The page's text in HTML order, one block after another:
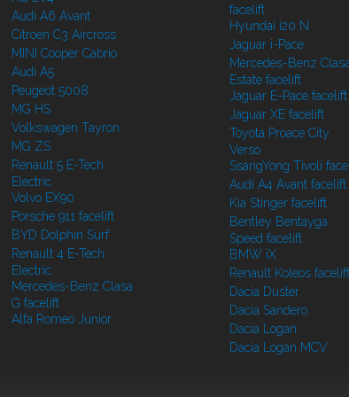
Audi A6 Avant
Citroen C3 Aircross
MINI Cooper Cabrio
Audi A5
Peugeot 5008
MG HS
Volkswagen Tayron
MG ZS
Renault 5 E-Tech
Electric
Volvo EX90
Porsche 911 facelift
BYD Dolphin Surf
Renault 4 E-Tech
Electric
Mercedes-Benz Clasa
G facelift
Alfa Romeo Junior
facelift
Hyundai i20 N
Jaguar i-Pace
Mercedes-Benz
Estate facelift
Jaguar E-Pace facelift
Jaguar XE facelift
Toyota Proace City
Verso
SsangYong Tivoli
Audi A4 Avant facelift
Kia Stinger facelift
Bentley Bentayga
Speed facelift
BMW iX
Renault Koleos facelift
Dacia Duster
Dacia Sandero
Dacia Logan
Dacia Logan MCV